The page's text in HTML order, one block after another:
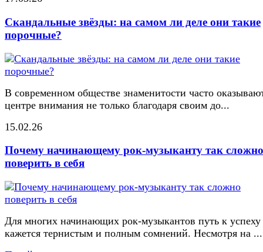
Скандальные звёзды: на самом ли деле они такие
порочные?
В современном обществе знаменитости часто
центре внимания не только благодаря своим до...
15.02.26
Почему начинающему рок-музыканту так сложно
поверить в себя
Для многих начинающих рок-музыкантов путь к успеху
кажется тернистым и полным сомнений. Несмотря на ...